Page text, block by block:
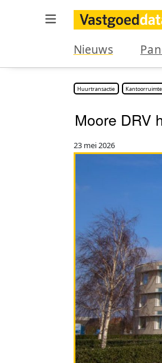
Nieuws
Huurtransactie Kantoorruimte
Moore DRV
23 mei 2026